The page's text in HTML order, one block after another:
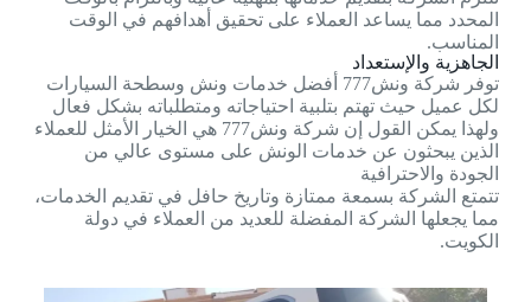
المحدد مما يساعد العملاء على تحقيق أهدافهم في الوقت
المناسب.
الجاهزية والإستعداد
توفر شركة ونش777 أفضل خدمات ونش وسطحة السيارات
لكل عميل حيث تهتم بتلبية احتياجاته ومتطلباته بشكل فعال
ولهذا يمكن القول إن شركة ونش777 هي الخيار الأمثل للعملاء
الذين يبحثون عن خدمات الونش على مستوى عالي من
الجودة والاحترافية
تتمتع الشركة بسمعة ممتازة وتاريخ حافل في تقديم الخدمات،
مما يجعلها الشركة المفضلة للعديد من العملاء في دولة
الكويت.